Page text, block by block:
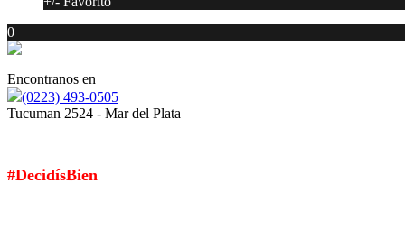
0
Encontranos en
(0223) 493-0505
Tucuman 2524 - Mar del Plata
#DecidísBien